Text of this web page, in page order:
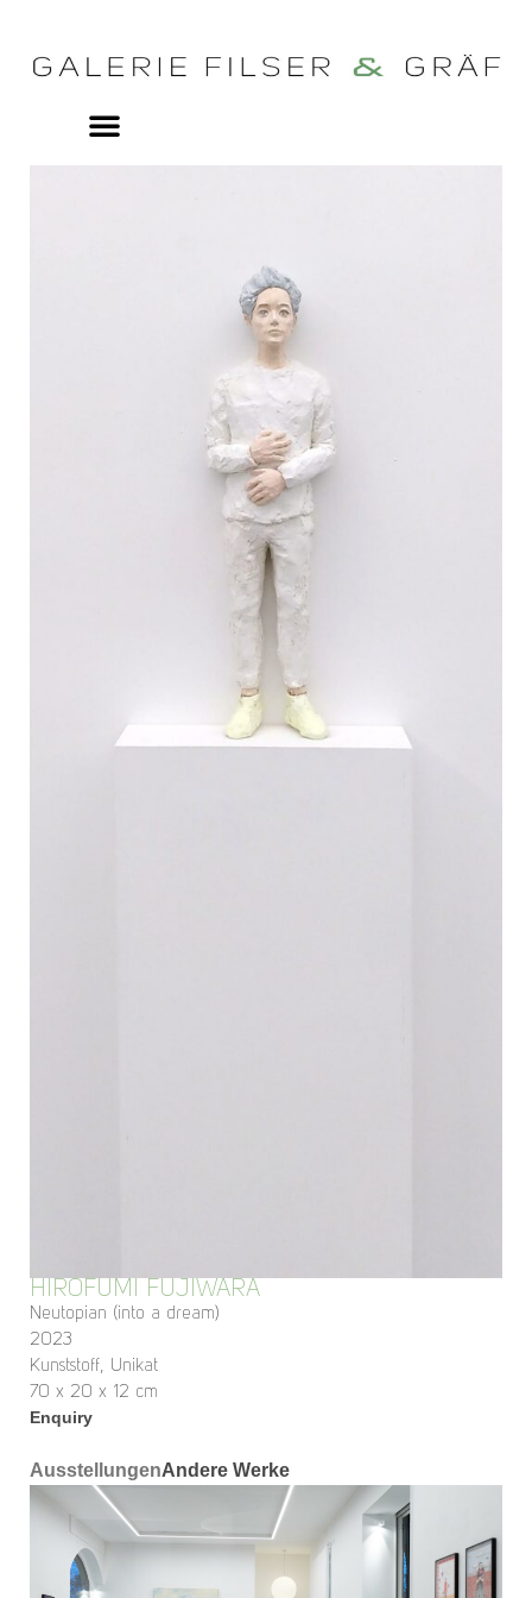
HIROFUMI FUJIWARA
Neutopian (into a dream)
2023
Kunststoff, Unikat
70 x 20 x 12 cm
Enquiry
AusstellungenAndere Werke